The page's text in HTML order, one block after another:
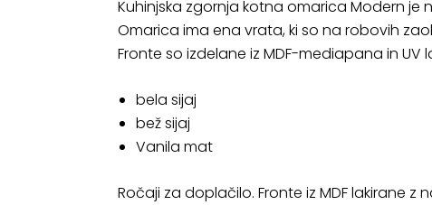
Kuhinjska zgornja kotna omarica Modern je
Omarica ima ena vrata, ki so na robovih
Fronte so izdelane iz MDF-mediapana in
bela sijaj
bež sijaj
Vanila mat
Ročaji za doplačilo. Fronte iz MDF lakirane